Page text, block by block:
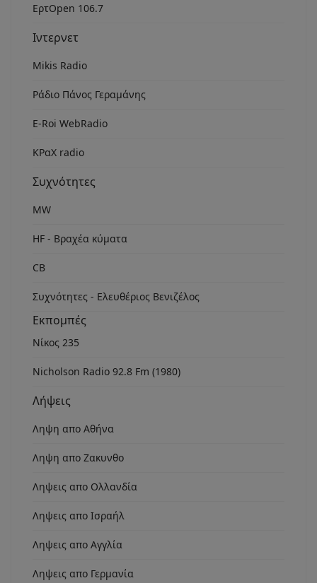
ΕρτOpen 106.7
Ιντερνετ
Mikis Radio
Ράδιο Πάνος Γεραμάνης
Ε-Roi WebRadio
ΚΡαΧ radio
Συχνότητες
MW
HF - Βραχέα κύματα
CB
Συχνότητες - Ελευθέριος Βενιζέλος
Εκπομπές
Νίκος 235
Nicholson Radio 92.8 Fm (1980)
Λήψεις
Ληψη απο Αθήνα
Ληψη απο Ζακυνθο
Ληψεις απο Ολλανδία
Ληψεις απο Ισραήλ
Ληψεις απο Αγγλία
Ληψεις απο Γερμανία